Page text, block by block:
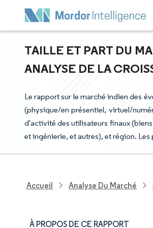
TAILLE ET PART DU
ANALYSE DE LA
Le rapport sur le marché indien des
(physique/en présentiel, virtuel/
d'activité des utilisateurs finaux
et ingénierie, et autres), et région.
Accueil Analyse Du Marché
À PROPOS DE CE RAPPORT